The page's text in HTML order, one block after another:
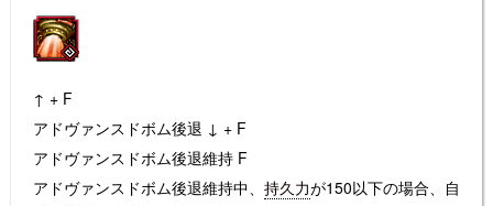
↑ + F
アドヴァンスドボム後退 ↓ + F
アドヴァンスドボム後退維持 F
アドヴァンスドボム後退維持中、 持久力が150以下の場合、自